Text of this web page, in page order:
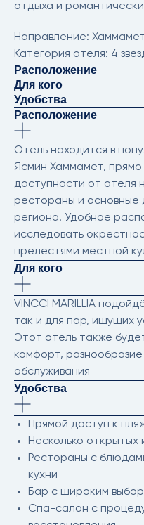
отдыха и
Направление:
Категория отеля: 4
Расположение
Для кого
Удобства
Расположение
Отель находится в
Ясмин Хаммамет,
доступности от отеля
рестораны и основные
региона. Удобное
исследовать
прелестями местной
Для кого
VINCCI MARILLIA
так и для пар, ищущих
Этот отель также
комфорт,
обслуживания
Удобства
Прямой доступ к
Несколько открытых
Рестораны с
кухни
Бар с широким
Спа-салон с